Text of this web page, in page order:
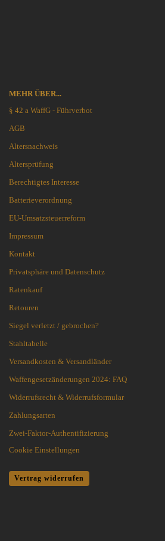
MEHR ÜBER...
§ 42 a WaffG - Führverbot
AGB
Altersnachweis
Altersprüfung
Berechtigtes Interesse
Batterieverordnung
EU-Umsatzsteuerreform
Impressum
Kontakt
Privatsphäre und Datenschutz
Ratenkauf
Retouren
Siegel verletzt / gebrochen?
Stahltabelle
Versandkosten & Versandländer
Waffengesetzänderungen 2024: FAQ
Widerrufsrecht & Widerrufsformular
Zahlungsarten
Zwei-Faktor-Authentifizierung
Cookie Einstellungen
Vertrag widerrufen